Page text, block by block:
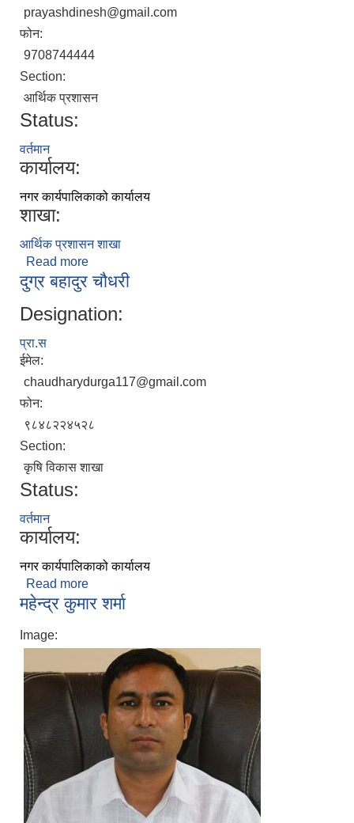
prayashdinesh@gmail.com
फोन:
9708744444
Section:
आर्थिक प्रशासन
Status:
वर्तमान
कार्यालय:
नगर कार्यपालिकाको कार्यालय
शाखा:
आर्थिक प्रशासन शाखा
Read more
दुग्र बहादुर चौधरी
Designation:
प्रा.स
ईमेल:
chaudharydurga117@gmail.com
फोन:
९८४८२२४५२८
Section:
कृषि विकास शाखा
Status:
वर्तमान
कार्यालय:
नगर कार्यपालिकाको कार्यालय
Read more
महेन्द्र कुमार शर्मा
Image: